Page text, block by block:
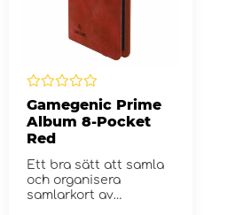
Gamegenic Prime
Album 8-Pocket
Red
Ett bra sätt att samla
och organisera
samlarkort av